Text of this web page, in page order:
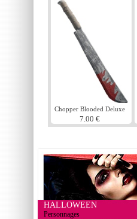
Chopper Blooded Deluxe
7.00 €
HALLOWEEN
Personnages